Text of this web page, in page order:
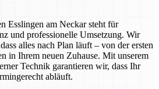
Esslingen am Neckar steht für
und professionelle Umsetzung. Wir
alles nach Plan läuft – von der ersten
in Ihrem neuen Zuhause. Mit unserem
Technik garantieren wir, dass Ihr
abläuft.